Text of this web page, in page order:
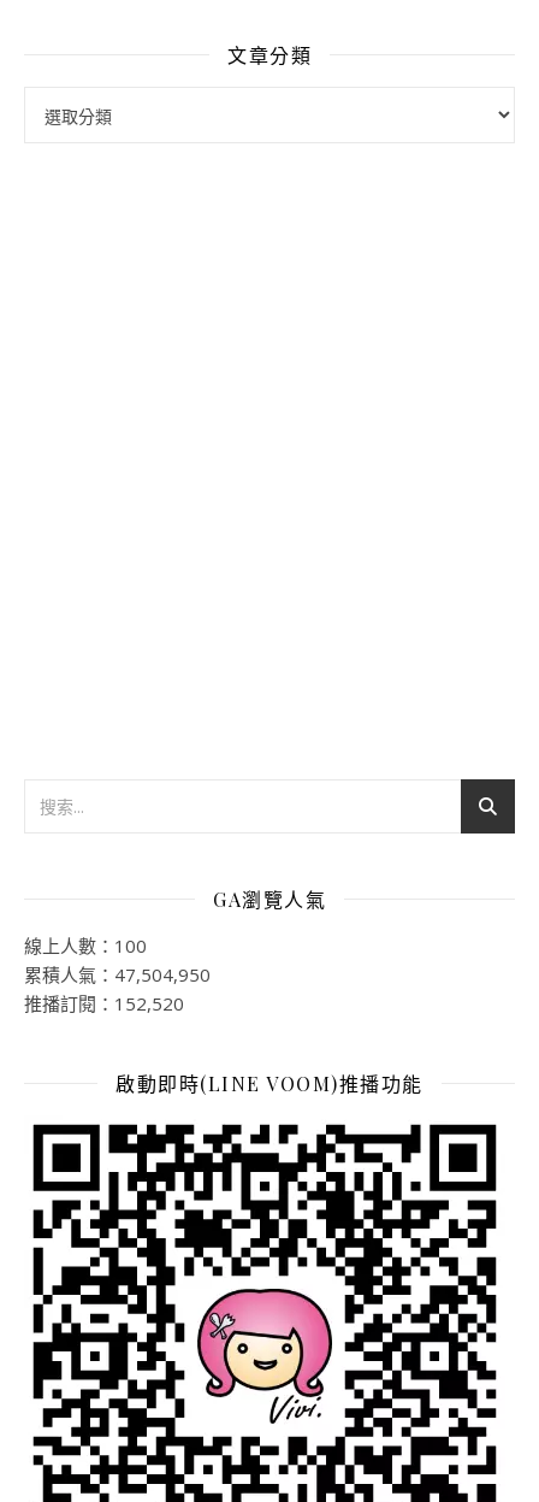
文章分類
GA瀏覽人氣
線上人數：100
累積人氣：47,504,950
推播訂閱：152,520
啟動即時(LINE VOOM)推播功能